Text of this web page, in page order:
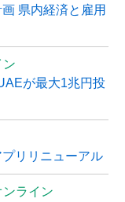
県内経済と雇用
ン
が最大1兆円投
プリリニューアル
ンライン